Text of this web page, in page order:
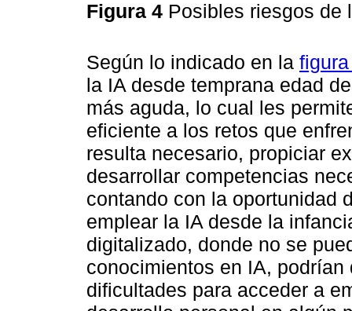
Figura 4 Posibles riesgos de
Según lo indicado en la
la IA desde temprana edad
más aguda, lo cual les
eficiente a los retos que
resulta necesario, propiciar
desarrollar competencias
contando con la oportunidad
emplear la IA desde la
digitalizado, donde no se
conocimientos en IA,
dificultades para acceder a